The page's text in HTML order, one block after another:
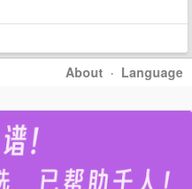
About · Language